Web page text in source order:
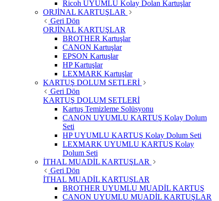
Ricoh UYUMLU Kolay Dolan Kartuşlar
ORJİNAL KARTUŞLAR
Geri Dön
ORJİNAL KARTUŞLAR
BROTHER Kartuşlar
CANON Kartuşlar
EPSON Kartuşlar
HP Kartuşlar
LEXMARK Kartuşlar
KARTUŞ DOLUM SETLERİ
Geri Dön
KARTUŞ DOLUM SETLERİ
Kartuş Temizleme Solüsyonu
CANON UYUMLU KARTUŞ Kolay Dolum
Seti
HP UYUMLU KARTUŞ Kolay Dolum Seti
LEXMARK UYUMLU KARTUŞ Kolay
Dolum Seti
İTHAL MUADİL KARTUŞLAR
Geri Dön
İTHAL MUADİL KARTUŞLAR
BROTHER UYUMLU MUADİL KARTUŞ
CANON UYUMLU MUADİL KARTUŞLAR